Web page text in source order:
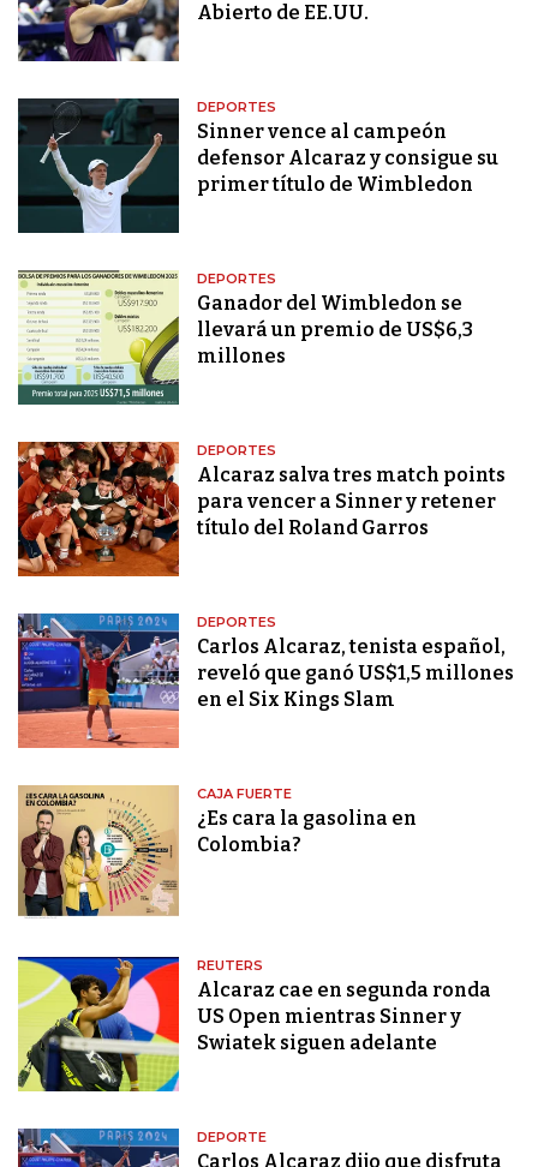
Abierto de EE.UU.
DEPORTES
Sinner vence al campeón
defensor Alcaraz y consigue su
primer título de Wimbledon
DEPORTES
Ganador del Wimbledon se
llevará un premio de US$6,3
millones
DEPORTES
Alcaraz salva tres match points
para vencer a Sinner y retener
título del Roland Garros
DEPORTES
Carlos Alcaraz, tenista español,
reveló que ganó US$1,5 millones
en el Six Kings Slam
CAJA FUERTE
¿Es cara la gasolina en
Colombia?
REUTERS
Alcaraz cae en segunda ronda
US Open mientras Sinner y
Swiatek siguen adelante
DEPORTE
Carlos Alcaraz dijo que disfruta